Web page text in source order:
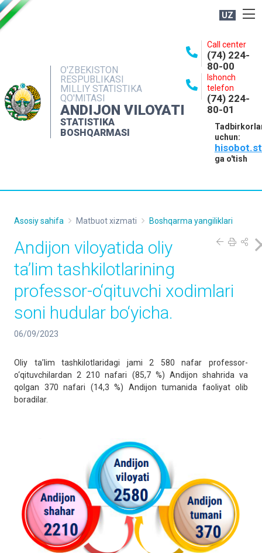
UZ
O'ZBEKISTON
RESPUBLIKASI
MILLIY STATISTIKA
QO'MITASI
ANDIJON VILOYATI
STATISTIKA
BOSHQARMASI
Call center
(74) 224-
80-00
Ishonch
telefon
(74) 224-
80-01
uchun:
ga o'tish
NASHRLAR
INTERAKTIV XIZMATLAR
MATBUOT XIZMATI
MUROJAATLAR
Asosiy sahifa Matbuot xizmati Boshqarma yangiliklari
Andijon viloyatida oliy
ta’lim tashkilotlarining
professor-o‘qituvchi xodimlari
soni hudular bo‘yicha.
06/09/2023
Oliy ta’lim tashkilotlaridagi jami 2 580 nafar professor-
o‘qituvchilardan 2 210 nafari (85,7 %) Andijon shahrida va
qolgan 370 nafari (14,3 %) Andijon tumanida faoliyat olib
boradilar.